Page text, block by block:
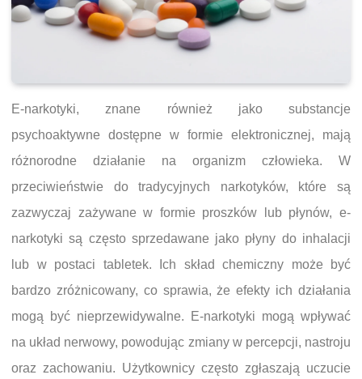
E-narkotyki, znane również jako substancje
psychoaktywne dostępne w formie elektronicznej, mają
różnorodne działanie na organizm człowieka. W
przeciwieństwie do tradycyjnych narkotyków, które są
zazwyczaj zażywane w formie proszków lub płynów, e-
narkotyki są często sprzedawane jako płyny do inhalacji
lub w postaci tabletek. Ich skład chemiczny może być
bardzo zróżnicowany, co sprawia, że efekty ich działania
mogą być nieprzewidywalne. E-narkotyki mogą wpływać
na układ nerwowy, powodując zmiany w percepcji, nastroju
oraz zachowaniu. Użytkownicy często zgłaszają uczucie